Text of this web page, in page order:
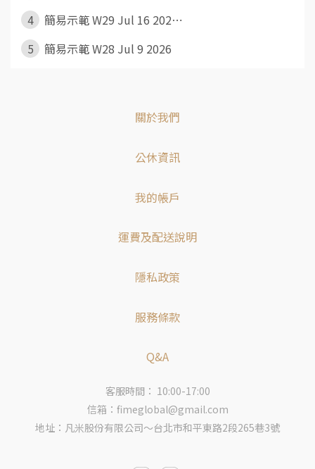
4
簡易示範 W29 Jul 16 202⋯
5
簡易示範 W28 Jul 9 2026
關於我們
公休資訊
我的帳戶
運費及配送說明
隱私政策
服務條款
Q&A
客服時間： 10:00-17:00
信箱：fimeglobal@gmail.com
地址：凡米股份有限公司～台北市和平東路2段265巷3號